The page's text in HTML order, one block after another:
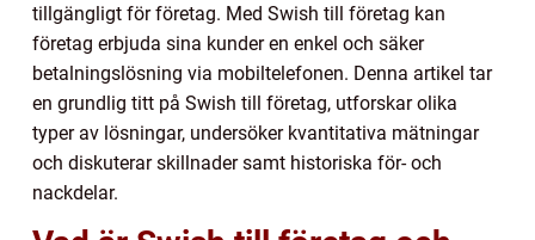
tillgängligt för företag. Med Swish till företag kan
företag erbjuda sina kunder en enkel och säker
betalningslösning via mobiltelefonen. Denna artikel tar
en grundlig titt på Swish till företag, utforskar olika
typer av lösningar, undersöker kvantitativa mätningar
och diskuterar skillnader samt historiska för- och
nackdelar.